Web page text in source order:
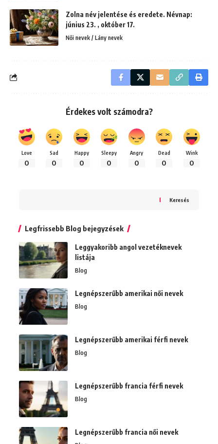
Zolna név jelentése és eredete. Névnap:
június 23. , október 17.
Női nevek / Lány nevek
Érdekes volt számodra?
Love
0
Sad
0
Happy
0
Sleepy
0
Angry
0
Dead
0
Wink
0
Keresés
Legfrissebb Blog bejegyzések
Leggyakoribb angol vezetéknevek
listája
Blog
Legnépszerűbb amerikai női nevek
Blog
Legnépszerűbb amerikai férfi nevek
Blog
Legnépszerűbb francia férfi nevek
Blog
Legnépszerűbb francia női nevek